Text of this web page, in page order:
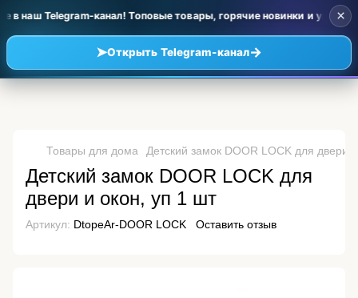
наш Telegram-канал! Топовые товары, горячие новинки и уценка
➤Открыть Telegram-канал→
×
Товары для дома Детский замок DOOR LOCK для двери
Детский замок DOOR LOCK для
двери и окон, уп 1 шт
Артикул: DtopeAr-DOOR LOCK Оставить отзыв